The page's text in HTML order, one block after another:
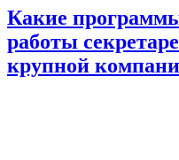
Какие
работы
крупной